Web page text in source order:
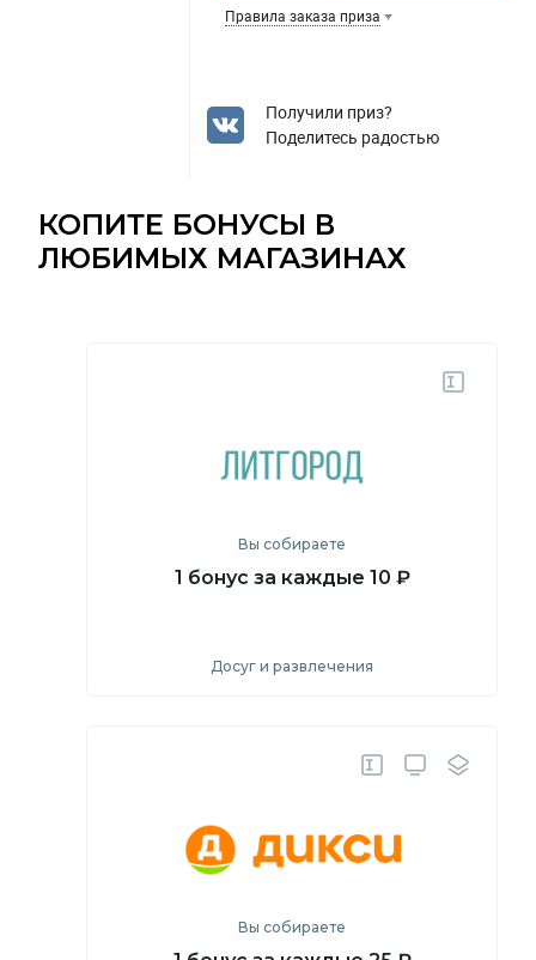
Правила заказа приза
Получили приз?
Поделитесь радостью
КОПИТЕ БОНУСЫ В
ЛЮБИМЫХ МАГАЗИНАХ
Вы собираете
1 бонус за каждые 10 ₽
Досуг и развлечения
Перейти на сайт
Вы собираете